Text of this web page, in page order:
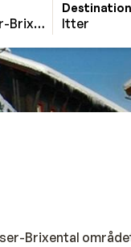
Brixental
Destination
Itter
Brixental